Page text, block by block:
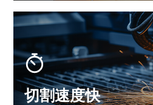
切割速度快